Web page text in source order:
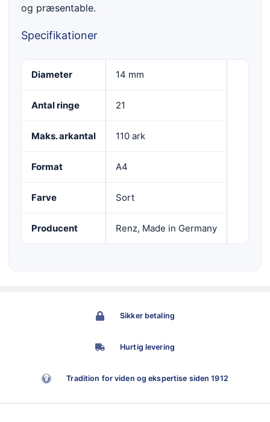
og præsentable.
Specifikationer
Diameter 14 mm
Antal ringe 21
Maks. arkantal 110 ark
Format A4
Farve Sort
Producent Renz, Made in Germany
Sikker betaling
Hurtig levering
Tradition for viden og ekspertise siden 1912